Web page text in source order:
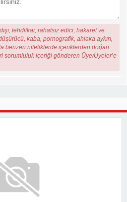
tehditkar, rahatsız edici, hakaret ve
kaba, pornografik, ahlaka aykırı,
benzeri niteliklerde içeriklerden doğan
sorumluluk içeriği gönderen Üye/Üyeler’e